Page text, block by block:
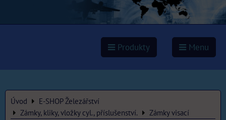
Produkty Menu
Úvod
E-SHOP Železářství
Zámky, kliky, vložky cyl., příslušenství.
Zámky visací